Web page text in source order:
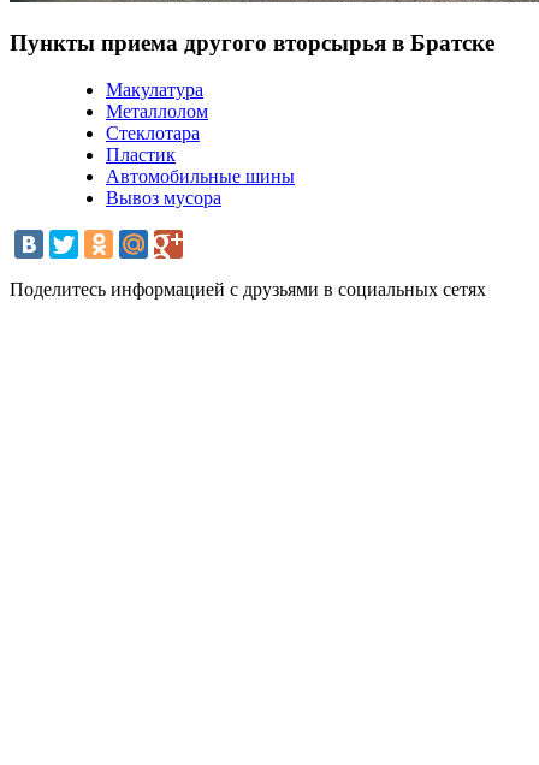
Пункты приема другого вторсырья в Братске
Макулатура
Металлолом
Стеклотара
Пластик
Автомобильные шины
Вывоз мусора
Поделитесь информацией с друзьями в социальных сетях